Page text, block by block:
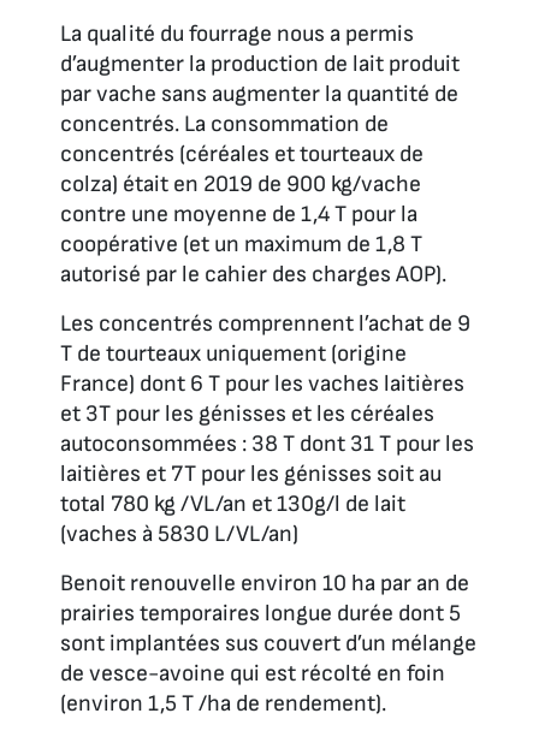
La qualité du fourrage nous a permis
d’augmenter la production de lait produit
par vache sans augmenter la quantité de
concentrés. La consommation de
concentrés (céréales et tourteaux de
colza) était en 2019 de 900 kg/vache
contre une moyenne de 1,4 T pour la
coopérative (et un maximum de 1,8 T
autorisé par le cahier des charges AOP).
Les concentrés comprennent l’achat de 9
T de tourteaux uniquement (origine
France) dont 6 T pour les vaches laitières
et 3T pour les génisses et les céréales
autoconsommées : 38 T dont 31 T pour les
laitières et 7T pour les génisses soit au
total 780 kg /VL/an et 130g/l de lait
(vaches à 5830 L/VL/an)
Benoit renouvelle environ 10 ha par an de
prairies temporaires longue durée dont 5
sont implantées sus couvert d’un mélange
de vesce-avoine qui est récolté en foin
(environ 1,5 T /ha de rendement).